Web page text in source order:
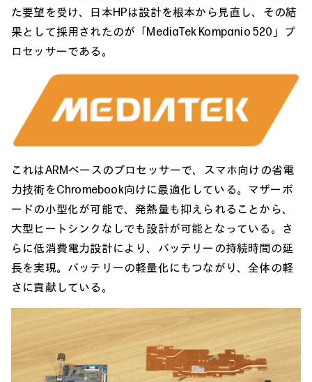
た要望を受け、日本HPは設計を根本から見直し、その結
果として採用されたのが「MediaTek Kompanio 520」プ
ロセッサーである。
これはARMベースのプロセッサーで、スマホ向けの省電
力技術をChromebook向けに最適化している。マザーボ
ードの小型化が可能で、発熱量も抑えられることから、
大型ヒートシンクなしでも設計が可能となっている。さ
らに低消費電力設計により、バッテリーの持続時間の延
長を実現。バッテリーの軽量化にもつながり、全体の軽
さに貢献している。